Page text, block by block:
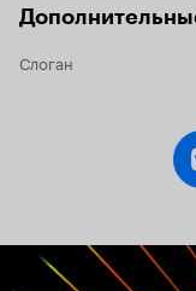
Слоган